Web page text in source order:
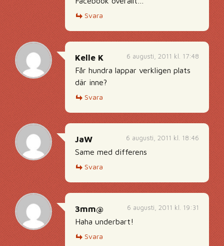
Svara
6 augusti, 2011 kl. 17:48
Kelle K
Får hundra lappar verkligen plats
där inne?
Svara
6 augusti, 2011 kl. 18:46
JaW
Same med differens
Svara
6 augusti, 2011 kl. 19:31
3mm@
Haha underbart!
Svara